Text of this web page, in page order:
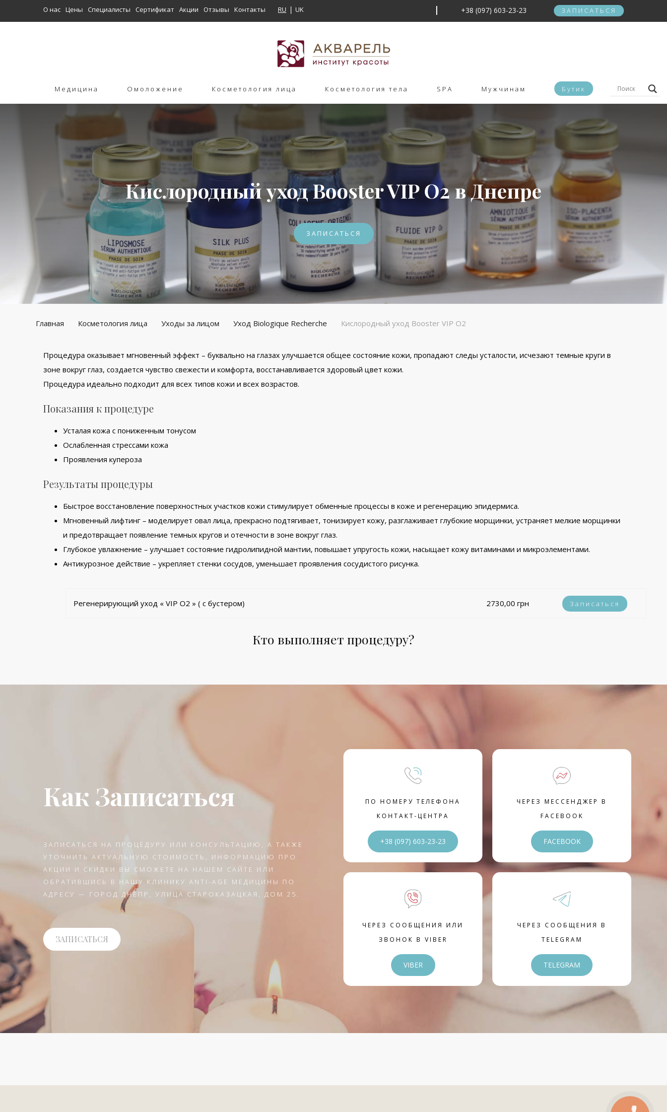
О нас Цены Специалисты Сертификат Акции Отзывы Контакты RU UK +38 (097) 603-23-23 ЗАПИСАТЬСЯ
Медицина Омоложение Косметология лица Косметология тела SPA Мужчинам Бутик
Кислородный уход Booster VIP O2 в Днепре
ЗАПИСАТЬСЯ
Главная Косметология лица Уходы за лицом Уход Biologique Recherche Кислородный уход Booster VIP O2
Процедура оказывает мгновенный эффект – буквально на глазах улучшается общее состояние кожи, пропадают следы усталости, исчезают темные круги в
зоне вокруг глаз, создается чувство свежести и комфорта, восстанавливается здоровый цвет кожи.
Процедура идеально подходит для всех типов кожи и всех возрастов.
Показания к процедуре
Усталая кожа с пониженным тонусом
Ослабленная стрессами кожа
Проявления купероза
Результаты процедуры
Быстрое восстановление поверхностных участков кожи стимулирует обменные процессы в коже и регенерацию эпидермиса.
Мгновенный лифтинг – моделирует овал лица, прекрасно подтягивает, тонизирует кожу, разглаживает глубокие морщинки, устраняет мелкие морщинки
и предотвращает появление темных кругов и отечности в зоне вокруг глаз.
Глубокое увлажнение – улучшает состояние гидролипидной мантии, повышает упругость кожи, насыщает кожу витаминами и микроэлементами.
Антикурозное действие – укрепляет стенки сосудов, уменьшает проявления сосудистого рисунка.
Регенерирующий уход « VIP O2 » ( с бустером) 2730,00 грн Записаться
Кто выполняет процедуру?
Как Записаться
ЗАПИСАТЬСЯ НА ПРОЦЕДУРУ ИЛИ КОНСУЛЬТАЦИЮ, А ТАКЖЕ
УТОЧНИТЬ АКТУАЛЬНУЮ СТОИМОСТЬ, ИНФОРМАЦИЮ ПРО
АКЦИИ И СКИДКИ ВЫ СМОЖЕТЕ НА НАШЕМ САЙТЕ ИЛИ
ОБРАТИВШИСЬ В НАШУ КЛИНИКУ ANTI-AGE МЕДИЦИНЫ ПО
АДРЕСУ — ГОРОД ДНЕПР, УЛИЦА СТАРОКАЗАЦКАЯ, ДОМ 25.
ЗАПИСАТЬСЯ
ПО НОМЕРУ ТЕЛЕФОНА
КОНТАКТ-ЦЕНТРА
+38 (097) 603-23-23
ЧЕРЕЗ СООБЩЕНИЯ ИЛИ
ЗВОНОК В VIBER
VIBER
ЧЕРЕЗ МЕССЕНДЖЕР В
FACEBOOK
FACEBOOK
ЧЕРЕЗ СООБЩЕНИЯ В
TELEGRAM
TELEGRAM